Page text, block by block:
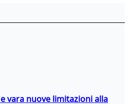
vara nuove limitazioni alla